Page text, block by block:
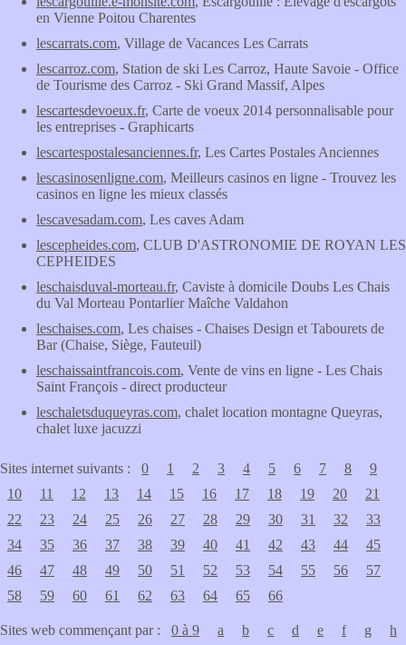
en Vienne Poitou Charentes
lescarrats.com, Village de Vacances Les Carrats
lescarroz.com, Station de ski Les Carroz, Haute Savoie - Office
de Tourisme des Carroz - Ski Grand Massif, Alpes
lescartesdevoeux.fr, Carte de voeux 2014 personnalisable pour
les entreprises - Graphicarts
lescartespostalesanciennes.fr, Les Cartes Postales Anciennes
lescasinosenligne.com, Meilleurs casinos en ligne - Trouvez les
casinos en ligne les mieux classés
lescavesadam.com, Les caves Adam
lescepheides.com, CLUB D'ASTRONOMIE DE ROYAN LES
CEPHEIDES
leschaisduval-morteau.fr, Caviste à domicile Doubs Les Chais
du Val Morteau Pontarlier Maîche Valdahon
leschaises.com, Les chaises - Chaises Design et Tabourets de
Bar (Chaise, Siège, Fauteuil)
leschaissaintfrancois.com, Vente de vins en ligne - Les Chais
Saint François - direct producteur
leschaletsduqueyras.com, chalet location montagne Queyras,
chalet luxe jacuzzi
Sites internet suivants : 0 1 2 3 4 5 6 7 8
9
10
11 12 13 14 15 16 17 18 19 20
21
22
23 24 25 26 27 28 29 30 31 32
33
34
35 36 37 38 39 40 41 42 43 44
45
46
47 48 49 50 51 52 53 54 55 56
57
58
59 60 61 62 63 64 65 66
Sites web commençant par : 0 à 9 a b c d e f g h